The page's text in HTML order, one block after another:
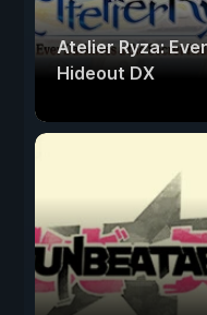
Atelier Ryza:
Hideout DX